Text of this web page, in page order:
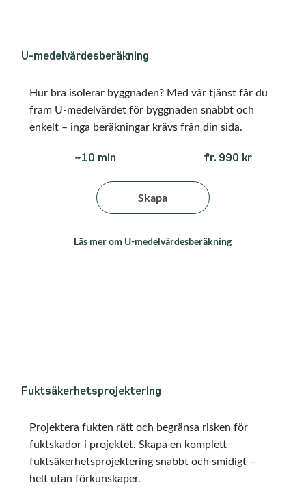
U-medelvärdesberäkning
Hur bra isolerar byggnaden? Med vår tjänst får du
fram U-medelvärdet för byggnaden snabbt och
enkelt – inga beräkningar krävs från din sida.
~10 min
Skapa
fr. 990 kr
Läs mer om U-medelvärdesberäkning
Fuktsäkerhetsprojektering
Projektera fukten rätt och begränsa risken för
fuktskador i projektet. Skapa en komplett
fuktsäkerhetsprojektering snabbt och smidigt –
helt utan förkunskaper.